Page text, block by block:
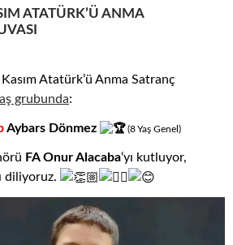
ATATÜRK’Ü ANMA
Atatürk’ü Anma Satranç
grubunda:
Aybars Dönmez (8Yaş Genel)
FA Onur Alacaba‘yı kutluyor,
diliyoruz.